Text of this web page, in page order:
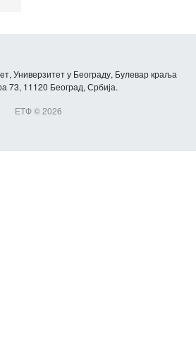
Универзитет у Београду, Булевар краља
73, 11120 Београд, Србија.
ЕТФ © 2026